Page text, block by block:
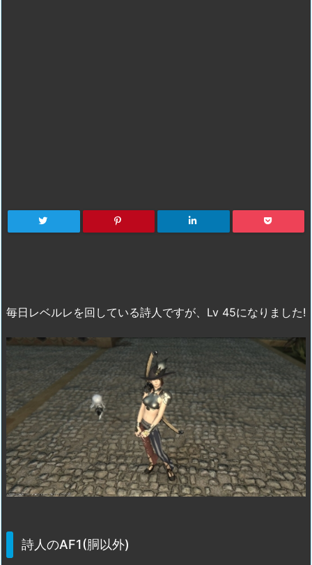
毎日レベルレを回している詩人ですが、Lv 45になりました!
詩人のAF1(胴以外)